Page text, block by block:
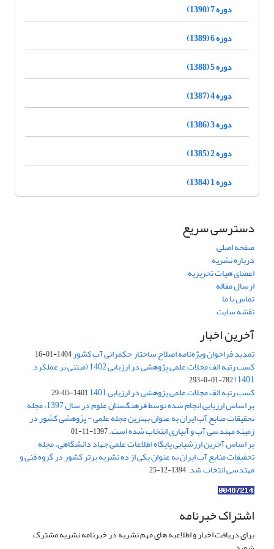
دوره 7 (1390)
دوره 6 (1389)
دوره 5 (1388)
دوره 4 (1387)
دوره 3 (1386)
دوره 2 (1385)
دوره 1 (1384)
دسترسی سریع
صفحه اصلی
درباره نشریه
اعضای هیات تحریریه
ارسال مقاله
تماس با ما
نقشه سایت
آخرین اخبار
تمدید فراخوان ویژه‌نامه اصلاح ساختار حکمرانی آب کشور1404-01-16
کسب رتبه الف مجلات علمی پژوهشی در ارزیابی 1402 (مبتنی بر عملکرد
1401)
782-01-0-293
کسب رتبه الف مجلات علمی پژوهشی در ارزیابی 1401 1401-05-29
بر اساس ارزیابی انجام شده توسط فرهنگستان علوم در سال 1397، مجله
تحقیقات منابع آب ایران به عنوان بهترین مجله علمی - پژوهشی کشور در
زمینه مهندسی آب و آبیاری انتخاب شده است.1397-11-01
بر اساس آخرین ارزشیابی پایگاه اطلاعات علمی جهاد دانشگاهی، مجله
تحقیقات منابع آب ایران به عنوان یکی از ده نشریه برتر کشور در گروه فنی و
مهندسی انتخاب شد.1394-12-25
اشتراک خبرنامه
برای دریافت اخبار و اطلاعیه های مهم نشریه در خبرنامه نشریه مشترک